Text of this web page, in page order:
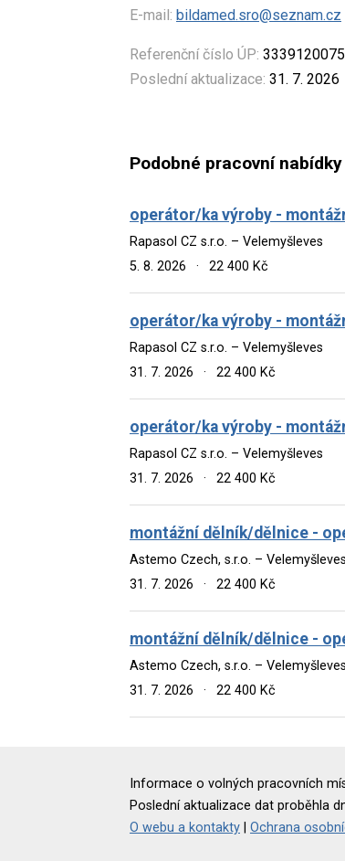
E-mail: bildamed.sro@seznam.cz
Referenční číslo ÚP:
Poslední aktualizace: 31. 7. 2026
Podobné pracovní nabídky
operátor/ka výroby -
Rapasol CZ s.r.o. – Velemyšleves
5. 8. 2026
· 22 400 Kč
operátor/ka výroby -
Rapasol CZ s.r.o. – Velemyšleves
31. 7. 2026
· 22 400 Kč
operátor/ka výroby -
Rapasol CZ s.r.o. – Velemyšleves
31. 7. 2026
· 22 400 Kč
montážní dělník/dělnice -
Astemo Czech, s.r.o. – Velemyšleves
31. 7. 2026
· 22 400 Kč
montážní dělník/dělnice -
Astemo Czech, s.r.o. – Velemyšleves
31. 7. 2026
· 22 400 Kč
Informace o volných pracovních
Poslední aktualizace dat proběhla
O webu a kontakty
Ochrana